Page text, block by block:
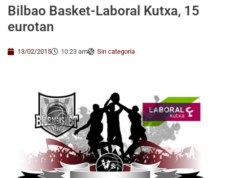
Bilbao Basket-Laboral Kutxa, 15
eurotan
13/02/2015 10:23 am Sin categoría